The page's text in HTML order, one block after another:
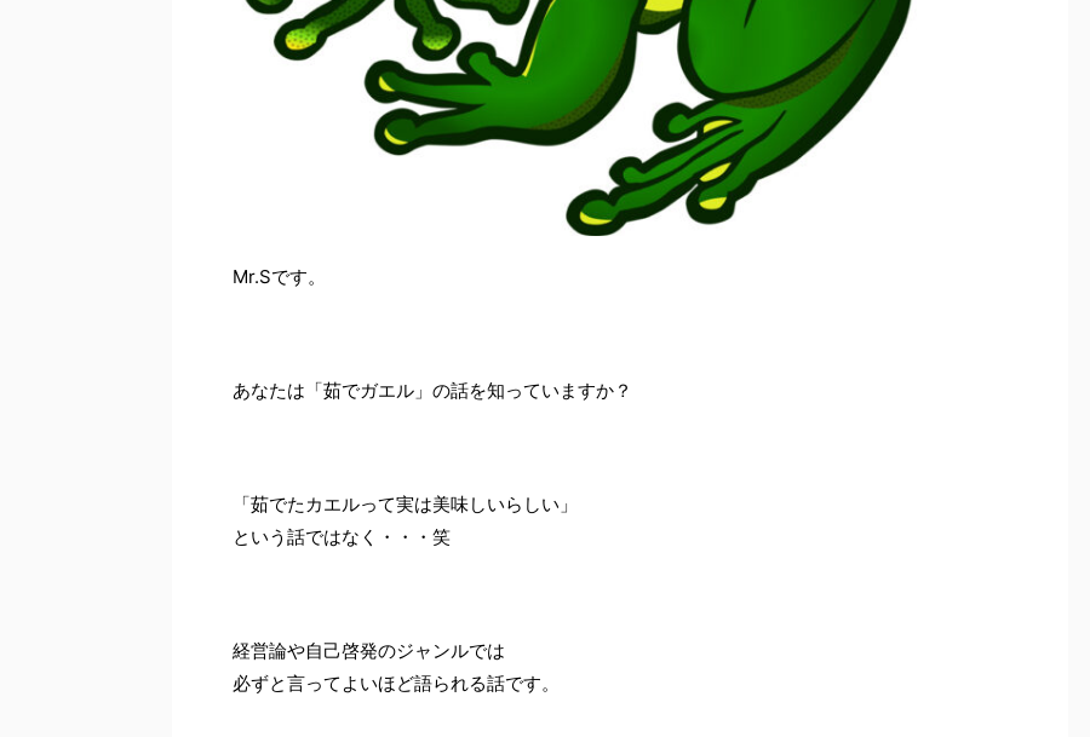
Mr.Sです。
あなたは「茹でガエル」の話を知っていますか？
「茹でたカエルって実は美味しいらしい」
という話ではなく・・・笑
経営論や自己啓発のジャンルでは
必ずと言ってよいほど語られる話です。